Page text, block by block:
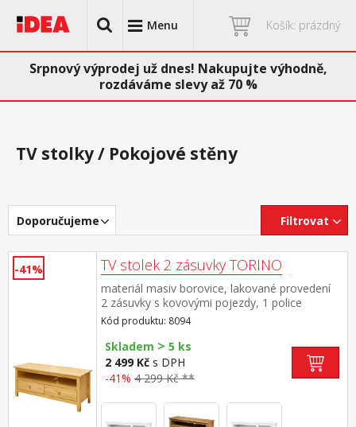
Menu Košík: prázdný
Srpnový výprodej už dnes! Nakupujte výhodně,
rozdáváme slevy až 70 %
TV stolky / Pokojové stěny
Doporučujeme Filtrovat
-41% TV stolek 2 zásuvky TORINO
materiál masiv borovice, lakované provedení
2 zásuvky s kovovými pojezdy, 1 police
Kód produktu: 8094
Skladem > 5 ks
2 499 Kč s DPH
-41% 4 299 Kč **